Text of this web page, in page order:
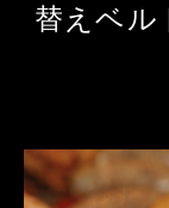
替えベル